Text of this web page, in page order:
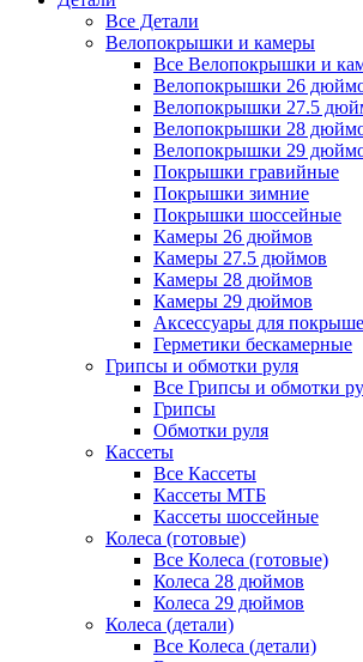
Все Детали
Велопокрышки и камеры
Все Велопокрышки и
Велопокрышки 26
Велопокрышки 27.5
Велопокрышки 28
Велопокрышки 29
Покрышки гравийные
Покрышки зимние
Покрышки шоссейные
Камеры 26 дюймов
Камеры 27.5 дюймов
Камеры 28 дюймов
Камеры 29 дюймов
Аксессуары для
Герметики бескамерные
Грипсы и обмотки руля
Все Грипсы и обмотки
Грипсы
Обмотки руля
Кассеты
Все Кассеты
Кассеты МТБ
Кассеты шоссейные
Колеса (готовые)
Все Колеса (готовые)
Колеса 28 дюймов
Колеса 29 дюймов
Колеса (детали)
Все Колеса (детали)